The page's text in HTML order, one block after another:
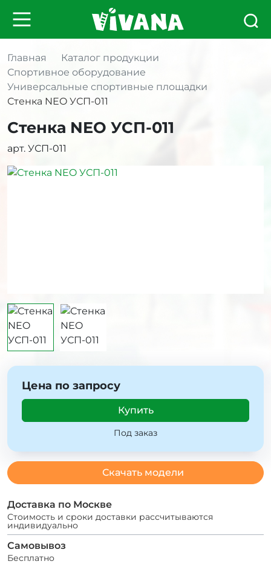
Главная
Каталог продукции
Спортивное оборудование
Универсальные спортивные площадки
Стенка NEO УСП-011
Стенка NEO УСП-011
арт. УСП-011
Цена по запросу
Купить
Под заказ
Скачать модели
Доставка по Москве
Стоимость и сроки доставки рассчитываются
индивидуально
Самовывоз
Бесплатно